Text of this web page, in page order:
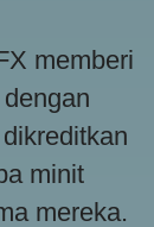
memberi
minit
mereka.